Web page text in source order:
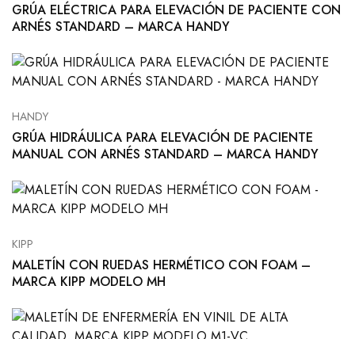
GRÚA ELÉCTRICA PARA ELEVACIÓN DE PACIENTE CON
ARNÉS STANDARD – MARCA HANDY
HANDY
GRÚA HIDRÁULICA PARA ELEVACIÓN DE PACIENTE
MANUAL CON ARNÉS STANDARD – MARCA HANDY
KIPP
MALETÍN CON RUEDAS HERMÉTICO CON FOAM –
MARCA KIPP MODELO MH